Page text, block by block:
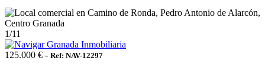
1/11
125.000 € - Ref: NAV-12297